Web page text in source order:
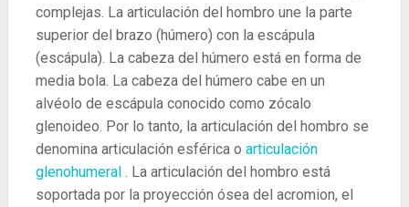
complejas. La articulación del hombro une la parte
superior del brazo (húmero) con la escápula
(escápula). La cabeza del húmero está en forma de
media bola. La cabeza del húmero cabe en un
alvéolo de escápula conocido como zócalo
glenoideo. Por lo tanto, la articulación del hombro se
denomina articulación esférica o articulación
glenohumeral . La articulación del hombro está
soportada por la proyección ósea del acromion, el